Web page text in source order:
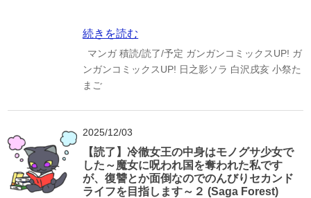
続きを読む
マンガ 積読/読了/予定 ガンガンコミックスUP! ガ
ンガンコミックスUP! 日之影ソラ 白沢戌亥 小祭た
まご
2025/12/03
【読了】冷徹女王の中身はモノグサ少女で
した～魔女に呪われ国を奪われた私です
が、復讐とか面倒なのでのんびりセカンド
ライフを目指します～２ (Saga Forest)